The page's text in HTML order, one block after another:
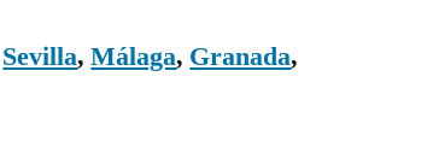
Sevilla,Málaga, Granada,